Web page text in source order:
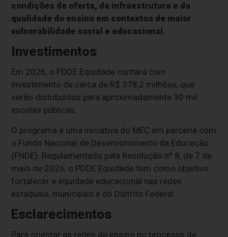
condições de oferta, da infraestrutura e da
qualidade do ensino em contextos de maior
vulnerabilidade social e educacional.
Investimentos
Em 2026, o PDDE Equidade contará com
investimento de cerca de R$ 378,2 milhões, que
serão distribuídos para aproximadamente 30 mil
escolas públicas.
O programa é uma iniciativa do MEC em parceria com
o Fundo Nacional de Desenvolvimento da Educação
(FNDE). Regulamentado pela Resolução nº 8, de 7 de
maio de 2026, o PDDE Equidade tem como objetivo
fortalecer a equidade educacional nas redes
estaduais, municipais e do Distrito Federal.
Esclarecimentos
Para orientar as redes de ensino no processo de